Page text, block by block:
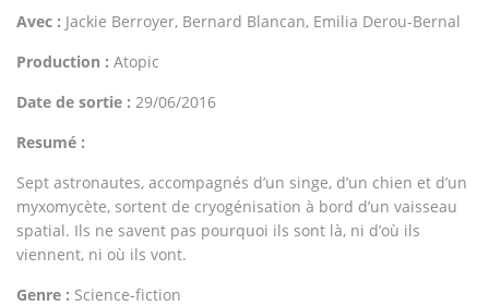
Avec : Jackie Berroyer, Bernard Blancan, Emilia Derou-Bernal
Production : Atopic
Date de sortie : 29/06/2016
Resumé :
Sept astronautes, accompagnés d’un singe, d’un chien et d’un
myxomycète, sortent de cryogénisation à bord d’un vaisseau
spatial. Ils ne savent pas pourquoi ils sont là, ni d’où ils
viennent, ni où ils vont.
Genre : Science-fiction